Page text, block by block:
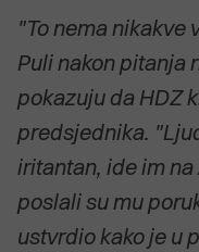
"To nema nikakve
Puli nakon pitanja
pokazuju da HDZ
predsjednika.
iritantan, ide im
poslali su mu
ustvrdio kako je u